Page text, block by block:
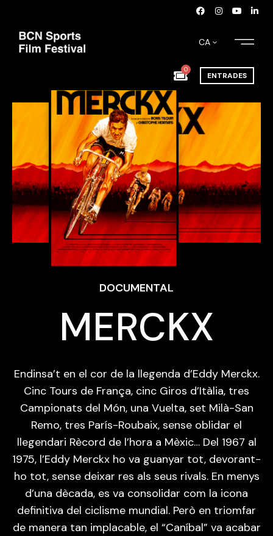
CA
0
ENTRADES
DOCUMENTAL
MERCKX
Endinsa’t en el cor de la llegenda d’Eddy Merckx.
Cinc Tours de França, cinc Giros d’Itàlia, tres
Campionats del Món, una Vuelta, set Milà-San
Remo, tres París-Roubaix, sense oblidar el
llegendari Rècord de l’hora a Mèxic… Del 1967 al
1975, l’Eddy Merckx ho va guanyar tot, devorant-
ho tot, sense deixar res als seus rivals. En menys
d’una dècada, es va consolidar com la icona
definitiva del ciclisme mundial. Però en triomfar
de manera tan implacable, el “Caníbal” va acabar